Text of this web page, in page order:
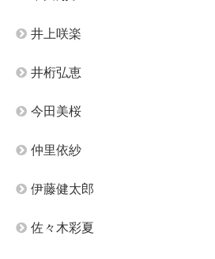
井上咲楽
井桁弘恵
今田美桜
仲里依紗
伊藤健太郎
佐々木彩夏